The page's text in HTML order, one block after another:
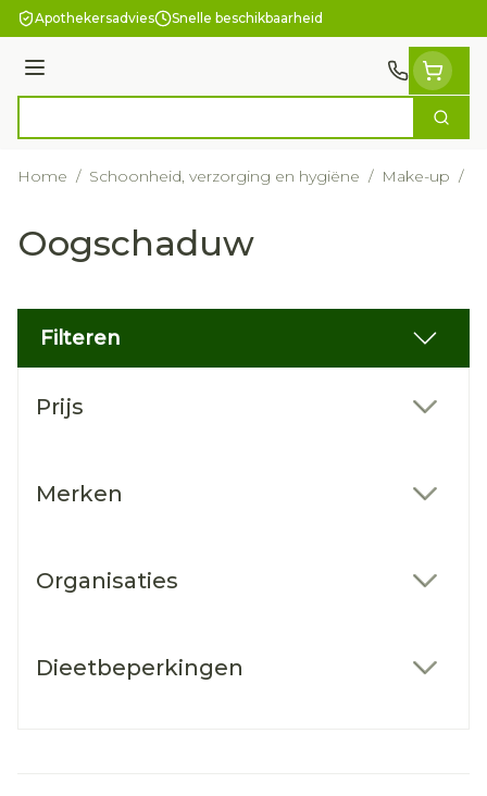
Ga naar de inhoud
Apothekersadvies Snelle beschikbaarheid
Menu
Zoek
Home / Schoonheid, verzorging en hygiëne / Make-up /
Oogschaduw
Filteren
Prijs
Merken
Organisaties
Dieetbeperkingen